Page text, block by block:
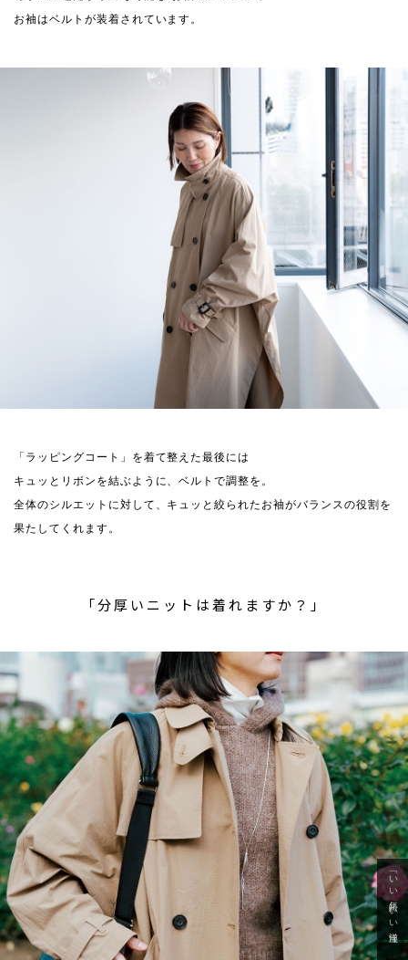
お袖はベルトが装着されています。
「ラッピングコート」を着て整えた最後には
キュッとリボンを結ぶように、ベルトで調整を。
全体のシルエットに対して、キュッと絞られたお袖がバランスの役割を
果たしてくれます。
「分厚いニットは着れますか？」
「いい年齢 いい洋服」